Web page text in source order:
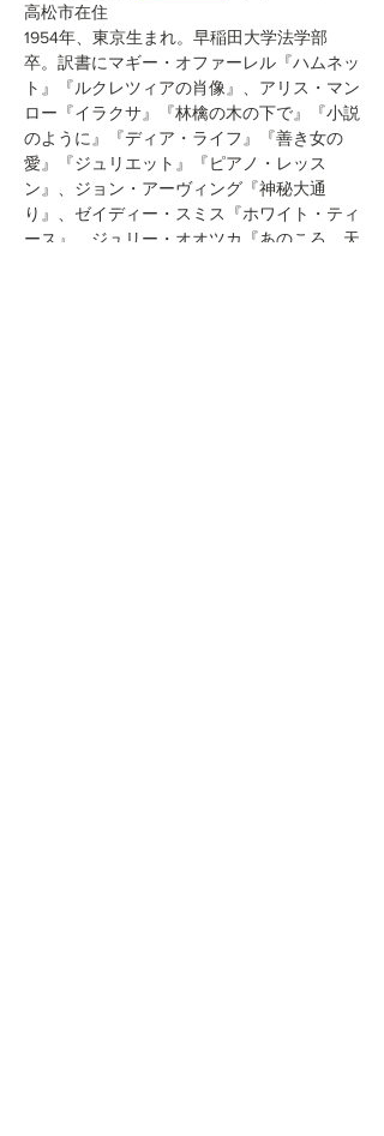
高松市在住
1954年、東京生まれ。早稲田大学法学部
卒。訳書にマギー・オファーレル『ハムネッ
ト』『ルクレツィアの肖像』、アリス・マン
ロー『イラクサ』『林檎の木の下で』『小説
のように』『ディア・ライフ』『善き女の
愛』『ジュリエット』『ピアノ・レッス
ン』、ジョン・アーヴィング『神秘大通
り』、ゼイディー・スミス『ホワイト・ティ
ース』、ジュリー・オオツカ『あのころ、天